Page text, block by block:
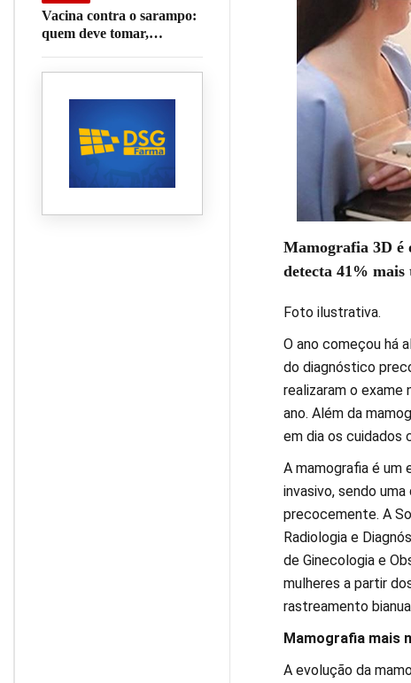
Vacina contra o sarampo:
quem deve tomar,
precisa saber
Mamografia 3D é
detecta 41%
Foto ilustrativa.
O ano começou há
do diagnóstico
realizaram o exame
ano. Além da
em dia os cuidados
A mamografia é um
invasivo, sendo
precocemente. A
Radiologia e
de Ginecologia e
mulheres a partir
rastreamento
Mamografia mais
A evolução da